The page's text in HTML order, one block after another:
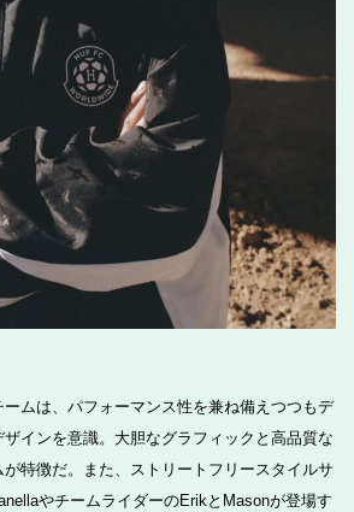
ームは、パフォーマンス性を兼ね備えつつもデ
インを意識。大胆なグラフィックと高品質な
特徴だ。また、ストリートフリースタイルサ
やチームライダーのErikとMasonが登場す